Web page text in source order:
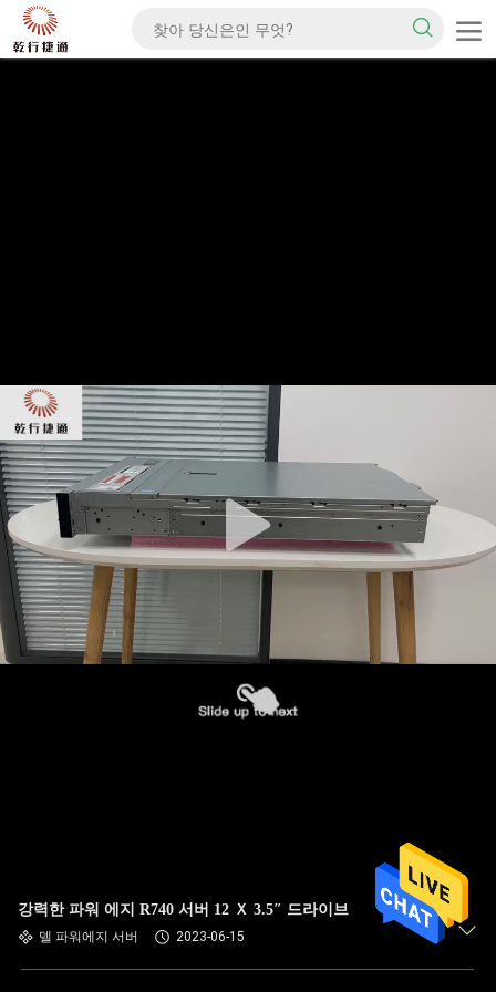
강력한 파워 에지 R740 서버 12 Ｘ 3.5″ 드라이브
델 파워에지 서버 2023-06-15